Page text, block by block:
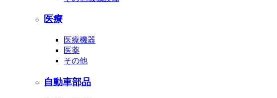
医療
医療機器
医薬
その他
自動車部品